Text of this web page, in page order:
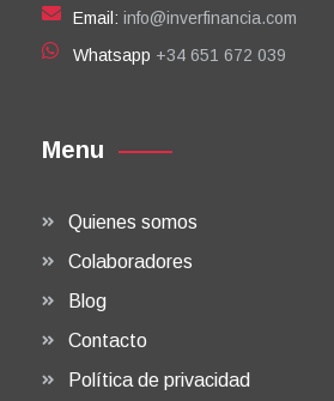
Email: info@inverfinancia.com
Whatsapp +34 651 672 039
Menu
Quienes somos
Colaboradores
Blog
Contacto
Política de privacidad